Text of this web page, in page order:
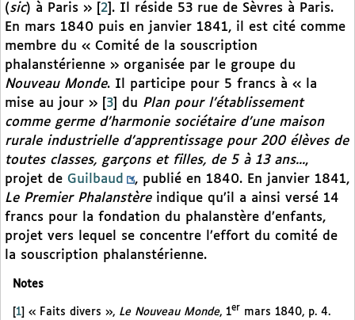
(sic) à Paris » 2 . Il réside 53 rue de Sèvres à Paris.
En mars 1840 puis en janvier 1841, il est cité comme
membre du « Comité de la souscription
phalanstérienne » organisée par le groupe du
Nouveau Monde. Il participe pour 5 francs à « la
mise au jour »
3 du Plan pour l’établissement
comme germe d’harmonie sociétaire d’une maison
rurale industrielle d’apprentissage pour 200 élèves de
toutes classes, garçons et filles, de 5 à 13 ans...,
projet de Guilbaud
, publié en 1840. En janvier 1841,
Le Premier Phalanstèreindique qu’il a ainsi versé 14
francs pour la fondation du phalanstère d’enfants,
projet vers lequel se concentre l’effort du comité de
la souscription phalanstérienne.
Notes
1 « Faits divers », Le Nouveau Monde, 1er mars 1840, p. 4.